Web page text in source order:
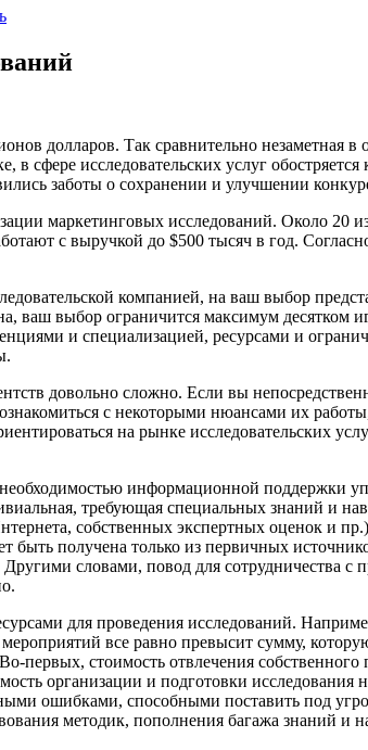
долларов. Так сравнительно незаметная в
исследовательских услуг
заботы о сохранении и улучшении
маркетинговых исследований. Около 20
с выручкой до $500 тысяч в год.
компанией, на ваш выбор
ваш выбор ограничится максимум
и специализацией, ресурсами и
довольно сложно. Если вы
с некоторыми нюансами их
на рынке исследовательских
информационной поддержки
требующая специальных знаний и
собственных экспертных оценок и
быть получена только из первичных
словами, повод для сотрудничества
для проведения исследований.
все равно превысит сумму,
первых, стоимость отвлечения
организации и подготовки исследования
ошибками, способными поставить под
методик, пополнения багажа знаний и